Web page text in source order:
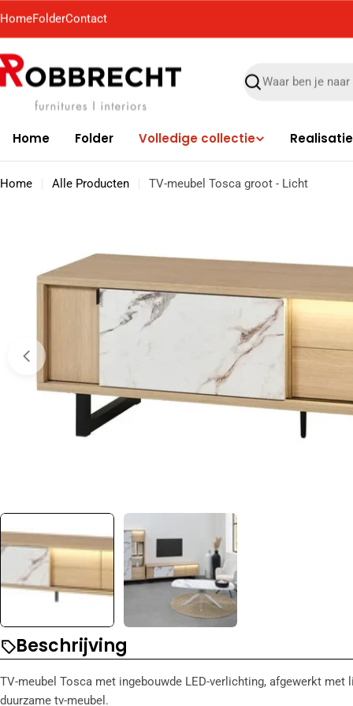
naar
inhoud
HomeFolderContact
Zoek
Home Folder Volledige collectie
Home Alle Producten TV-meubel Tosca groot - Licht
media 0 in modal
Beschrijving
TV-meubel Tosca met ingebouwde LED-verlichting, afgewerkt met
duurzame tv-meubel.